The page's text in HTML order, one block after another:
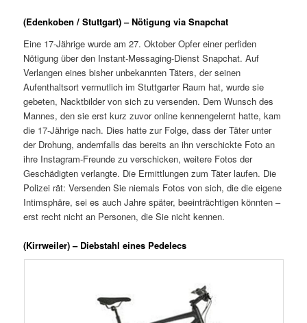
(Edenkoben / Stuttgart) – Nötigung via Snapchat
Eine 17-Jährige wurde am 27. Oktober Opfer einer perfiden
Nötigung über den Instant-Messaging-Dienst Snapchat. Auf
Verlangen eines bisher unbekannten Täters, der seinen
Aufenthaltsort vermutlich im Stuttgarter Raum hat, wurde sie
gebeten, Nacktbilder von sich zu versenden. Dem Wunsch des
Mannes, den sie erst kurz zuvor online kennengelernt hatte, kam
die 17-Jährige nach. Dies hatte zur Folge, dass der Täter unter
der Drohung, andernfalls das bereits an ihn verschickte Foto an
ihre Instagram-Freunde zu verschicken, weitere Fotos der
Geschädigten verlangte. Die Ermittlungen zum Täter laufen. Die
Polizei rät: Versenden Sie niemals Fotos von sich, die die eigene
Intimsphäre, sei es auch Jahre später, beeinträchtigen könnten –
erst recht nicht an Personen, die Sie nicht kennen.
(Kirrweiler) – Diebstahl eines Pedelecs